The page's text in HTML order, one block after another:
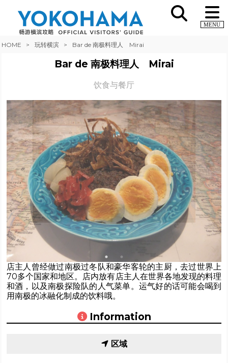
MENU
HOME 玩转横滨 Bar de 南极料理人 Mirai
Bar de 南极料理人 Mirai
饮食与餐厅
店主人曾经做过南极过冬队和豪华客轮的主厨，去过世界上
70多个国家和地区。店内放有店主人在世界各地发现的料理
和酒，以及南极探险队的人气菜单。运气好的话可能会喝到
用南极的冰融化制成的饮料哦。
Information
区域